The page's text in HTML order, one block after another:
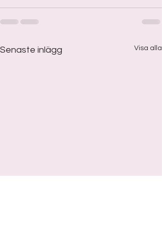
Senaste inlägg Visa alla